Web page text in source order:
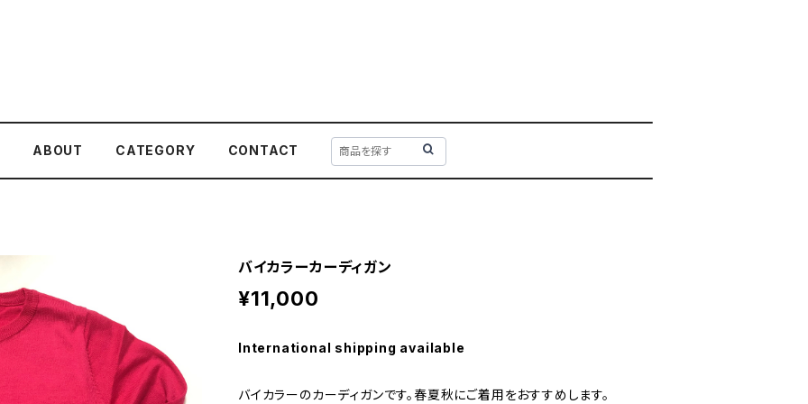
ABOUT CATEGORY CONTACT
バイカラーカーディガン
¥11,000
International shipping available
バイカラーのカーディガンです。春夏秋にご着用をおすすめします。